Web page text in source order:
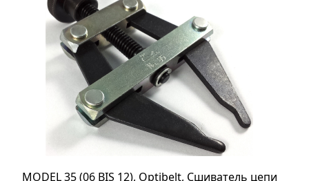
MODEL 35 (06 BIS 12), Optibelt, Сшиватель цепи